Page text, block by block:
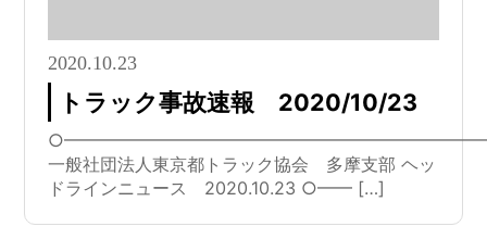
2020.10.23
トラック事故速報 2020/10/23
一般社団法人東京都トラック協会 多摩支部 ヘッ
ドラインニュース 2020.10.23 ○━━ […]